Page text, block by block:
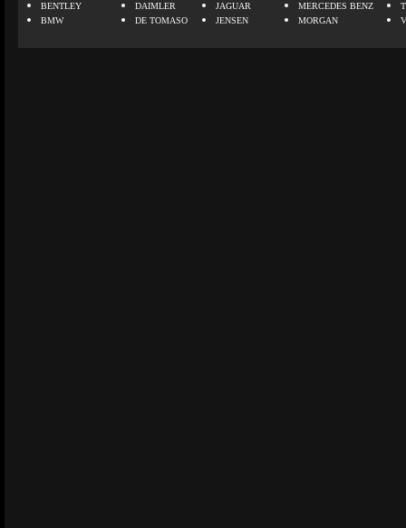
BENTLEY
BMW
DAIMLER
DE TOMASO
JAGUAR
JENSEN
MERCEDES BENZ
MORGAN